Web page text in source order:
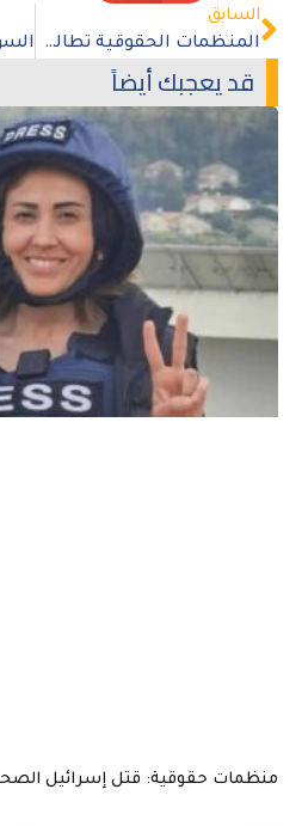
السابق
المنظمات الحقوقية تطالب بوقف استهداف المحامين في مصر
قد يعجبك أيضاً
منظمات حقوقية: قتل إسرائيل